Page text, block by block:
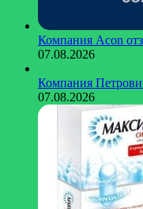
Компания Acon
07.08.2026
Компания
07.08.2026